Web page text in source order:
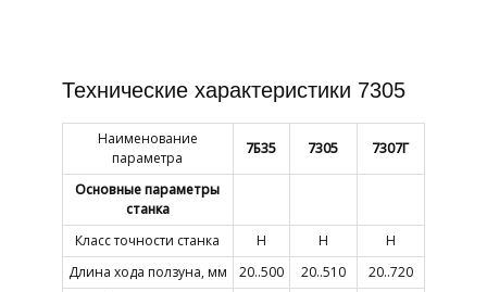
Технические характеристики 7305
Наименование
параметра
7Б35 7305 7307Г
Основные параметры
станка
Класс точности станка
Н Н
Н
Длина хода ползуна, мм
20..500 20..510
20..720